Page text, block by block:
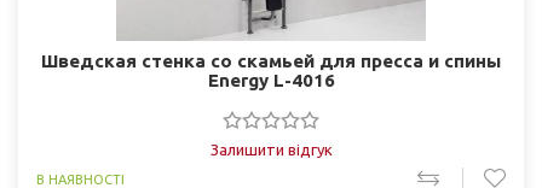
Шведская стенка со скамьей для пресса и спины
Energy L-4016
Залишити відгук
В НАЯВНОСТІ